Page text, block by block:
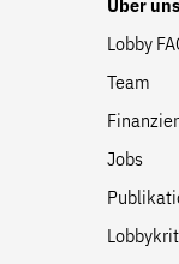
Über uns
Lobby
Team
Jobs